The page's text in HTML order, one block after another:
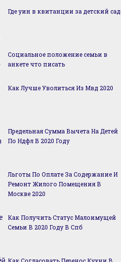
Где уин в квитанции за детский сад
Социальное положение семьи в
анкете что писать
Как Лучше Уволиться Из Мвд 2020
Предельная Сумма Вычета На Детей
По Ндфл В 2020 Году
Льготы По Оплате За Содержание И
Ремонт Жилого Помещения В
Москве 2020
Как Получить Статус Малоимущей
Семьи В 2020 Году В Спб